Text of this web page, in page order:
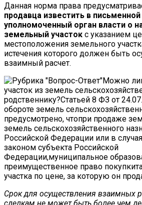
Данная норма права
продавца известить в
уполномоченный орган власти о
земельный участок с указанием
местоположения земельного
истечения которого должен быть
взаимный расчет.
Срок для осуществления взаимных